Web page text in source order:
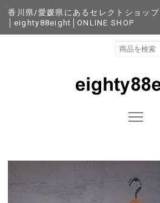
香川県/愛媛県にあるセレクトショップ
│eighty88eight│ONLINE SHOP